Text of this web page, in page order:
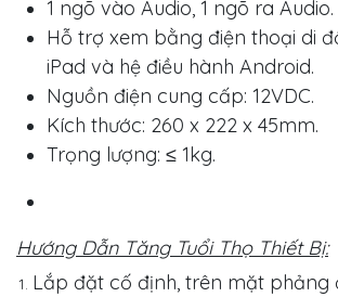
1 ngõ vào Audio, 1 ngõ ra Audio.
Hỗ trợ xem bằng điện thoại di
iPad và hệ điều hành Android.
Nguồn điện cung cấp: 12VDC.
Kích thước: 260 x 222 x 45mm.
Trọng lượng: ≤ 1kg.
Hướng Dẫn Tăng Tuổi Thọ Thiết Bị:
Lắp đặt cố định, trên mặt phảng